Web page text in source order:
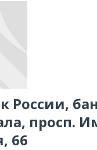
России,
просп.
66